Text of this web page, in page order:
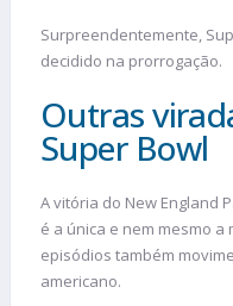
Surpreendentemente,
decidido na prorrogação.
Outras
Super Bowl
A vitória do New England
é a única e nem mesmo
episódios também
americano.